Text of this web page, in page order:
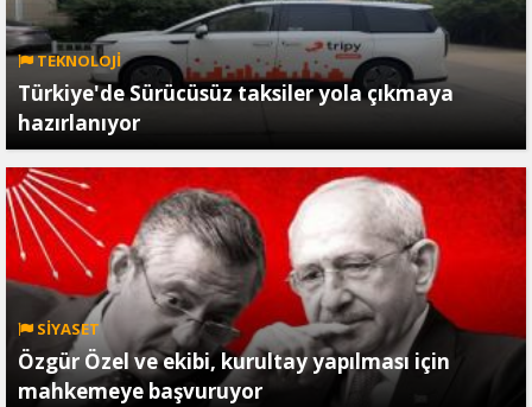
TEKNOLOJİ
Türkiye'de Sürücüsüz taksiler yola çıkmaya
hazırlanıyor
SİYASET
Özgür Özel ve ekibi, kurultay yapılması için
mahkemeye başvuruyor